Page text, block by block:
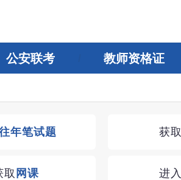
公安联考 教师资格证
考试优学无忧VIP课程
年笔试题 获取
取 网课 进入